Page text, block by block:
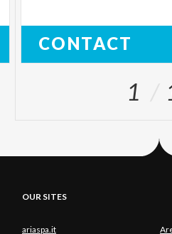
CONTACT
1
OUR SITES
ariaspa.it